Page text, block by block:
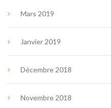
Mars 2019
Janvier 2019
Décembre 2018
Novembre 2018